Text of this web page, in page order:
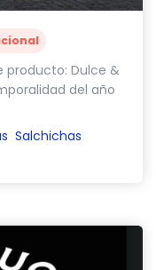
producto: Dulce &
del año
Salchichas